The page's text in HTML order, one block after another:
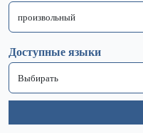
Доступные языки